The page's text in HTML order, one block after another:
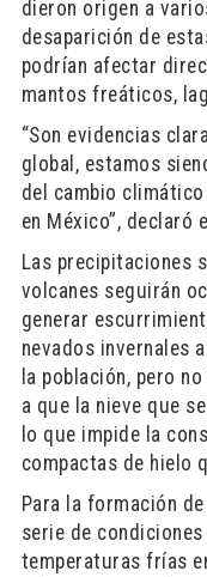
dieron origen a
desaparición de
podrían afectar
mantos freáticos,
“Son evidencias
global, estamos
del cambio
en México”, declaró
Las precipitaciones
volcanes seguirán
generar
nevados invernales
la población, pero
a que la nieve que
lo que impide la
compactas de hielo
Para la formación
serie de
temperaturas frías